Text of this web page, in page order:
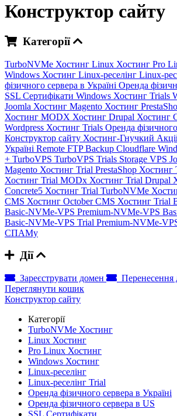
Конструктор сайту
Категорії
TurboNVMe Хостинг Linux Хостинг Pro
Windows Хостинг Linux-реселінг Linux-
фізичного сервера в Україні Оренда
SSL Сертифікати Windows Хостинг Trials
Joomla Хостинг Magento Хостинг
Хостинг MODX Хостинг Drupal Хостинг
Wordpress Хостинг Trials Оренда
Конструктор сайту Хостинг-Гнучкий
Україні Remote FTP Backup Cloudflare
+ TurboVPS TurboVPS Trials Storage VPS
Magento Хостинг Trial PrestaShop Хостинг
Хостинг Trial MODx Хостинг Trial Drupal
Concrete5 Хостинг Trial TurboNVMe
CMS Хостинг October CMS Хостинг Trial
Basic-NVMe-VPS Premium-NVMe-VPS
Basic-NVMe-VPS Trial Premium-NVMe-
СПАМу
Дії
Зареєструвати домен
Перенесення
Переглянути кошик
Конструктор сайту
Категорії
TurboNVMe Хостинг
Linux Хостинг
Pro Linux Хостинг
Windows Хостинг
Linux-реселінг
Linux-реселінг Trial
Оренда фізичного сервера в Україні
Оренда фізичного сервера в US
SSL Сертифікати